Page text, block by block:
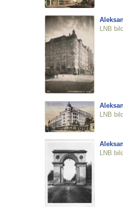
LNB
LNB
LNB